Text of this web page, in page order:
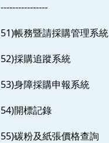
----------------
51)帳務暨請採購管理系統
52)採購追蹤系統
53)身障採購申報系統
54)開標記錄
55)碳粉及紙張價格查詢